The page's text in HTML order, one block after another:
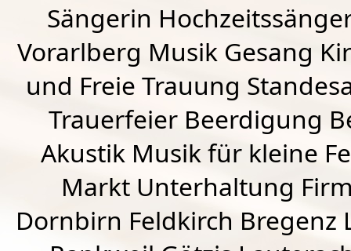
Sängerin
Vorarlberg Musik Gesang
und Freie Trauung
Trauerfeier Beerdigung
Akustik Musik für kleine
Markt Unterhaltung
Dornbirn Feldkirch Bregenz